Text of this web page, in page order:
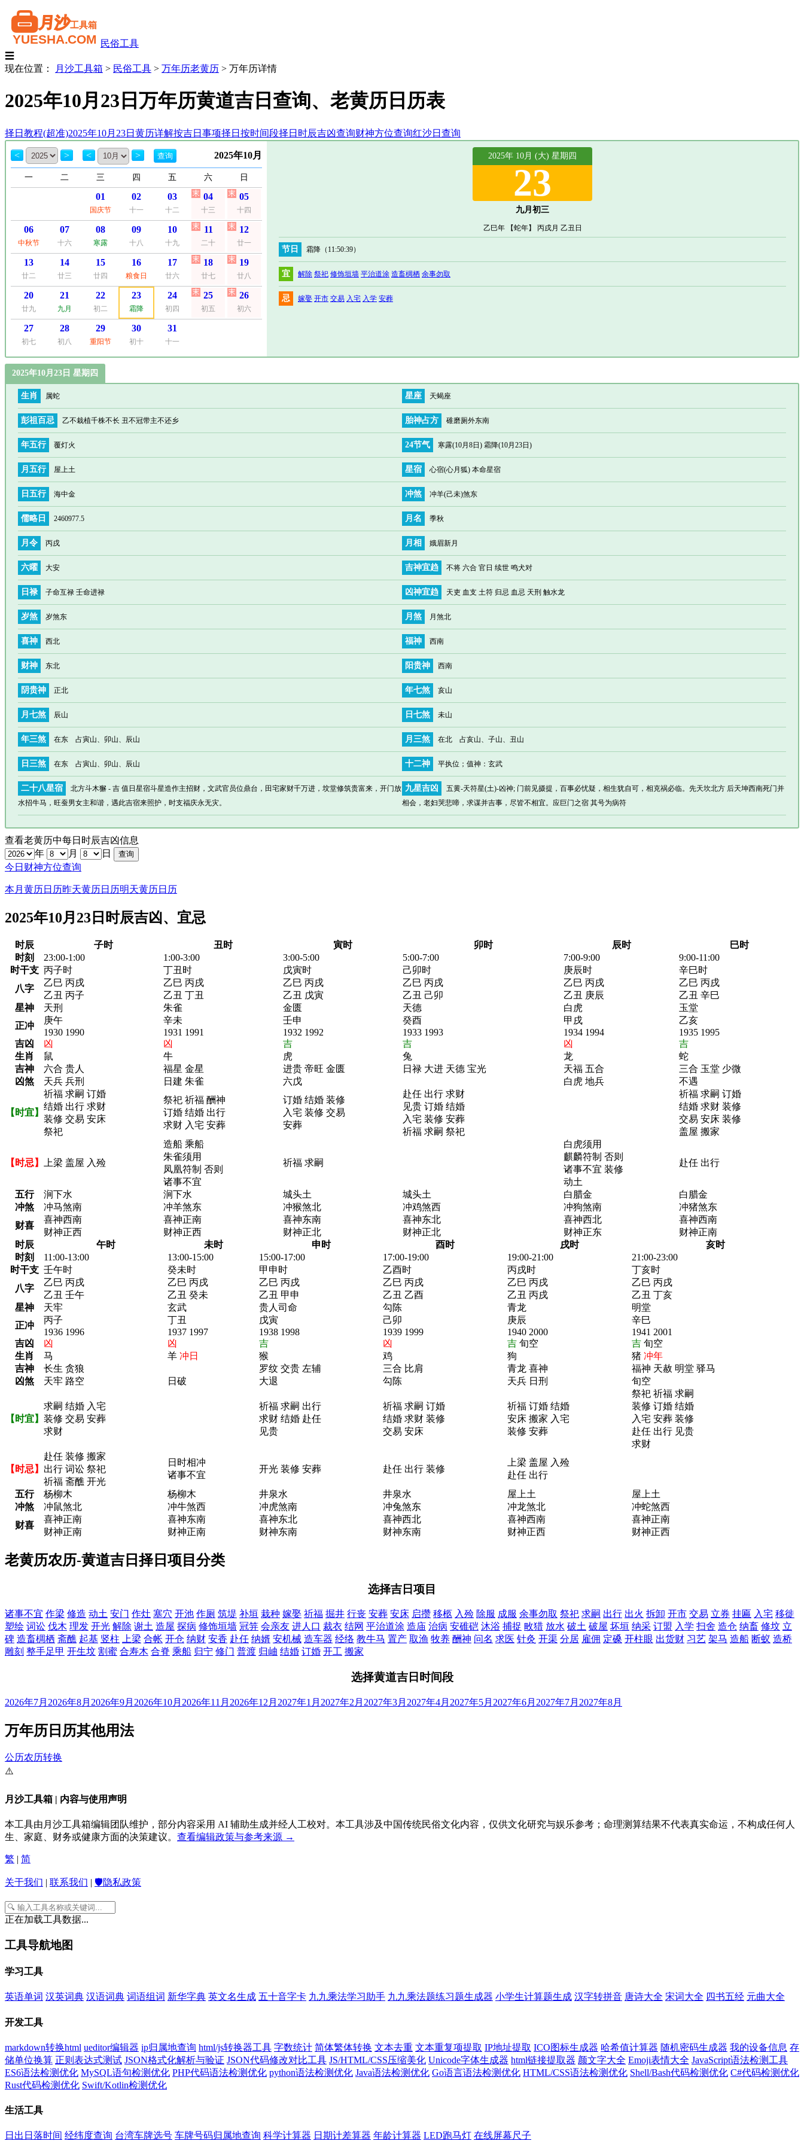
民俗工具
☰
现在位置：
月沙工具箱 > 民俗工具 > 万年历老黄历 > 万年历详情
2025年10月23日万年历黄道吉日查询、老黄历日历表
择日教程(超准)2025年10月23日黄历详解按吉日事项择日 按时间段择日 时辰吉凶查询财神方位查询红沙日查询
< > < > 2025年10月
一 二 三 四 五 六 日
01
国庆节
02
十一
03
十二
04
十三
05
十四
06
中秋节
07
十六
08
寒露
09
十八
10
十九
11
二十
12
廿一
13
廿二
14
廿三
15
廿四
16
粮食日
17
廿六
18
廿七
19
廿八
20
廿九
21
九月
22
初二
23
霜降
24
初四
25
初五
26
初六
27
初七
28
初八
29
重阳节
30
初十
31
十一
2025年 10月 (大) 星期四
23
九月初三
乙巳年 【蛇年】 丙戌月 乙丑日
节日 霜降 （11:50:39）
宜 解除 祭祀 修饰垣墙 平治道涂 造畜椆栖 余事勿取
忌 嫁娶 开市 交易 入宅 入学 安葬
2025年10月23日 星期四
生肖 属蛇 星座 天蝎座
彭祖百忌 乙不栽植千株不长 丑不冠带主不还乡 胎神占方 碓磨厕外东南
年五行 覆灯火 24节气 寒露(10月8日) 霜降(10月23日)
月五行 屋上土 星宿 心宿(心月狐) 本命星宿
日五行 海中金 冲煞 冲羊(己未)煞东
儒略日 2460977.5 月名 季秋
月令 丙戌 月相 娥眉新月
六曜 大安 吉神宜趋 不将 六合 官日 续世 鸣犬对
日禄 子命互禄 壬命进禄 凶神宜趋 天吏 血支 土符 归忌 血忌 天刑 触水龙
岁煞 岁煞东 月煞 月煞北
喜神 西北 福神 西南
财神 东北 阳贵神 西南
阴贵神 正北 年七煞 亥山
月七煞 辰山 日七煞 未山
年三煞 在东 占寅山、卯山、辰山 月三煞 在北 占亥山、子山、丑山
日三煞 在东 占寅山、卯山、辰山 十二神 平执位 ；值神：玄武
二十八星宿
北方斗木獬 - 吉 值日星宿斗星造作主招财，文武官员位鼎台，田宅家财千万进，坟堂修筑贵富来，开门放
水招牛马，旺蚕男女主和谐，遇此吉宿来照护，时支福庆永无灾。
九星吉凶
五黄-天符星(土)-凶神; 门前见摄提，百事必忧疑，相生犹自可，相克祸必临。先天坎北方 后天坤西南死门并
相会，老妇哭悲啼，求谋并吉事，尽皆不相宜。应巨门之宿 其号为病符
查看老黄历中每日时辰吉凶信息
年
月
日
今日财神方位查询
本月黄历日历昨天黄历日历明天黄历日历
2025年10月23日时辰吉凶、宜忌
时辰 子时 丑时 寅时 卯时 辰时
巳时
时刻
23:00-1:00 1:00-3:00 3:00-5:00 5:00-7:00 7:00-9:00
9:00-11:00
时干支 丙子时 丁丑时 戊寅时 己卯时 庚辰时
辛巳时
八字
乙巳 丙戌
乙丑 丙子
乙巳 丙戌
乙丑 丁丑
乙巳 丙戌
乙丑 戊寅
乙巳 丙戌
乙丑 己卯
乙巳 丙戌
乙丑 庚辰
乙巳 丙戌
乙丑 辛巳
星神
天刑 朱雀 金匮 天德 白虎
玉堂
正冲
庚午
1930 1990
辛未
1931 1991
壬申
1932 1992
癸酉
1933 1993
甲戌
1934 1994
乙亥
1935 1995
吉凶
凶 凶 吉 吉 凶
吉
生肖
鼠 牛 虎 兔 龙
蛇
吉神
六合 贵人 福星 金星 进贵 帝旺 金匮 日禄 大进 天德 宝光 天福 五合
三合 玉堂 少微
凶煞
天兵 兵刑 日建 朱雀 六戊 白虎 地兵 不遇
【时宜】
祈福 求嗣 订婚
结婚 出行 求财
装修 交易 安床
祭祀
祭祀 祈福 酬神
订婚 结婚 出行
求财 入宅 安葬
订婚 结婚 装修
入宅 装修 交易
安葬
赴任 出行 求财
见贵 订婚 结婚
入宅 装修 安葬
祈福 求嗣 祭祀
祈福 求嗣 订婚
结婚 求财 装修
交易 安床 装修
盖屋 搬家
【时忌】 上梁 盖屋 入殓
造船 乘船
朱雀须用
凤凰符制 否则
诸事不宜
祈福 求嗣
白虎须用
麒麟符制 否则
诸事不宜 装修
动土
赴任 出行
五行 涧下水 涧下水 城头土 城头土 白腊金
白腊金
冲煞
冲马煞南 冲羊煞东 冲猴煞北 冲鸡煞西 冲狗煞南
冲猪煞东
财喜
喜神西南
财神正西
喜神正南
财神正西
喜神东南
财神正北
喜神东北
财神正北
喜神西北
财神正东
喜神西南
财神正南
时辰
午时 未时 申时 酉时 戌时
亥时
时刻
11:00-13:00 13:00-15:00 15:00-17:00 17:00-19:00 19:00-21:00
21:00-23:00
时干支 壬午时 癸未时 甲申时 乙酉时 丙戌时
丁亥时
八字
乙巳 丙戌
乙丑 壬午
乙巳 丙戌
乙丑 癸未
乙巳 丙戌
乙丑 甲申
乙巳 丙戌
乙丑 乙酉
乙巳 丙戌
乙丑 丙戌
乙巳 丙戌
乙丑 丁亥
星神
天牢 玄武 贵人司命 勾陈 青龙
明堂
正冲
丙子
1936 1996
丁丑
1937 1997
戊寅
1938 1998
己卯
1939 1999
庚辰
1940 2000
辛巳
1941 2001
吉凶
凶 凶 吉 凶 吉 旬空 吉 旬空
生肖
马 羊 冲日 猴 鸡 狗 猪 冲年
吉神
长生 贪狼 罗纹 交贵 左辅 三合 比肩 青龙 喜神
福神 天赦 明堂 驿马
凶煞
天牢 路空 日破 大退 勾陈 天兵 日刑 旬空
【时宜】
求嗣 结婚 入宅
装修 交易 安葬
求财
祈福 求嗣 出行
求财 结婚 赴任
见贵
祈福 求嗣 订婚
结婚 求财 装修
交易 安床
祈福 订婚 结婚
安床 搬家 入宅
装修 安葬
祭祀 祈福 求嗣
装修 订婚 结婚
入宅 安葬 装修
赴任 出行 见贵
求财
【时忌】
赴任 装修 搬家
出行 词讼 祭祀
祈福 斋醮 开光
日时相冲
诸事不宜
开光 装修 安葬 赴任 出行 装修
上梁 盖屋 入殓
赴任 出行
五行
杨柳木 杨柳木 井泉水 井泉水 屋上土
屋上土
冲煞
冲鼠煞北 冲牛煞西 冲虎煞南 冲兔煞东 冲龙煞北
冲蛇煞西
财喜
喜神正南
财神正南
喜神东南
财神正南
喜神东北
财神东南
喜神西北
财神东南
喜神西南
财神正西
喜神正南
财神正西
老黄历农历-黄道吉日择日项目分类
选择吉日项目
诸事不宜 作梁 修造 动土 安门 作灶 塞穴 开池 作厕 筑堤 补垣 栽种 嫁娶 祈福 掘井 行丧 安葬 安床 启攒 移柩 入殓 除服 成服 余事勿取 祭祀 求嗣 出行 出火 拆卸 开市 交易 立券 挂匾 入宅 移徙
塑绘 词讼 伐木 理发 开光 解除 谢土 造屋 探病 修饰垣墙 冠笄 会亲友 进人口 裁衣 结网 平治道涂 造庙 治病 安碓硙 沐浴 捕捉 畋猎 放水 破土 破屋 坏垣 纳采 订盟 入学 扫舍 造仓 纳畜 修坟 立
碑 造畜椆栖 斋醮 起基 竖柱 上梁 合帐 开仓 纳财 安香 赴任 纳婿 安机械 造车器 经络 教牛马 置产 取渔 牧养 酬神 问名 求医 针灸 开渠 分居 雇佣 定磉 开柱眼 出货财 习艺 架马 造船 断蚁 造桥
雕刻 整手足甲 开生坟 割蜜 合寿木 合脊 乘船 归宁 修门 普渡 归岫 结婚 订婚 开工 搬家
选择黄道吉日时间段
2026年7月 2026年8月 2026年9月 2026年10月 2026年11月 2026年12月 2027年1月 2027年2月 2027年3月 2027年4月 2027年5月 2027年6月 2027年7月 2027年8月
万年历日历其他用法
公历农历转换
⚠️
月沙工具箱 | 内容与使用声明
本工具由月沙工具箱编辑团队维护，部分内容采用 AI 辅助生成并经人工校对。本工具涉及中国传统民俗文化内容，仅供文化研究与娱乐参考；命理测算结果不代表真实命运，不构成任何人
生、家庭、财务或健康方面的决策建议。 查看编辑政策与参考来源 →
繁 | 简
关于我们 | 联系我们 | 🛡️隐私政策
正在加载工具数据...
工具导航地图
学习工具
英语单词 汉英词典 汉语词典 词语组词 新华字典 英文名生成 五十音字卡 九九乘法学习助手 九九乘法题练习题生成器 小学生计算题生成 汉字转拼音 唐诗大全 宋词大全 四书五经 元曲大全
开发工具
markdown转换html ueditor编辑器 ip归属地查询 html/js转换器工具 字数统计 简体繁体转换 文本去重 文本重复项提取 IP地址提取 ICO图标生成器 哈希值计算器 随机密码生成器 我的设备信息 存
储单位换算 正则表达式测试 JSON格式化解析与验证 JSON代码修改对比工具 JS/HTML/CSS压缩美化 Unicode字体生成器 html链接提取器 颜文字大全 Emoji表情大全 JavaScript语法检测工具
ES6语法检测优化 MySQL语句检测优化 PHP代码语法检测优化 python语法检测优化 Java语法检测优化 Go语言语法检测优化 HTML/CSS语法检测优化 Shell/Bash代码检测优化 C#代码检测优化
Rust代码检测优化 Swift/Kotlin检测优化
生活工具
日出日落时间 经纬度查询 台湾车牌选号 车牌号码归属地查询 科学计算器 日期计差算器 年龄计算器 LED跑马灯 在线屏幕尺子